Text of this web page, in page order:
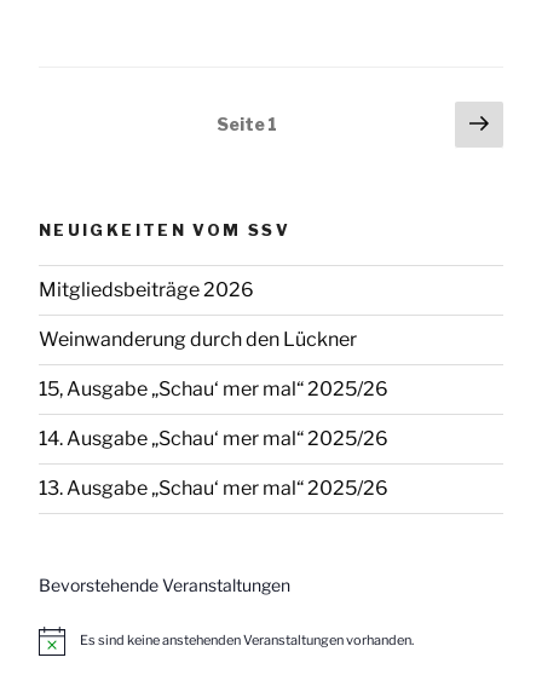
Seitennummerierung
Seite1
NEUIGKEITEN VOM SSV
Mitgliedsbeiträge 2026
Weinwanderung durch den Lückner
15, Ausgabe „Schau‘ mer mal“ 2025/26
14. Ausgabe „Schau‘ mer mal“ 2025/26
13. Ausgabe „Schau‘ mer mal“ 2025/26
Bevorstehende Veranstaltungen
Es sind keine anstehenden Veranstaltungen vorhanden.